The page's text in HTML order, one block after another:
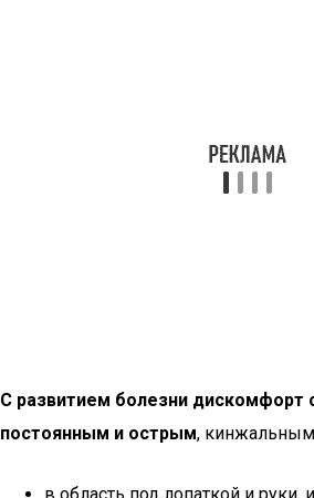
С развитием болезни дискомфорт
постоянным и острым,